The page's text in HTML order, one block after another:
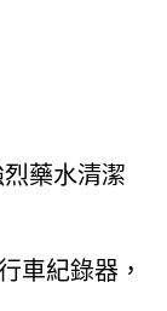
藥水清潔
車紀錄器，